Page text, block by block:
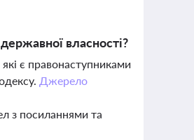
власності?
є правонаступниками
Джерело
з посиланнями та